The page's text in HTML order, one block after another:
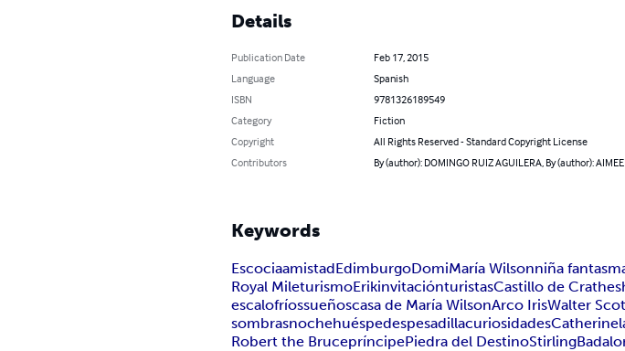
Details
Publication Date
Feb 17, 2015
Language
Spanish
ISBN
9781326189549
Category
Fiction
Copyright
All Rights Reserved - Standard Copyright License
Contributors
By (author): DOMINGO RUIZ AGUILERA, By (author): AIMEE
Keywords
EscociaamistadEdimburgoDomiMaría Wilsonniña
Royal MileturismoErikinvitaciónturistasCastillo de Crathes
escalofríossueñoscasa de María WilsonArco IrisWalter
sombrasnochehuéspedespesadillacuriosidadesCatherine
Robert the BrucepríncipePiedra del DestinoStirling